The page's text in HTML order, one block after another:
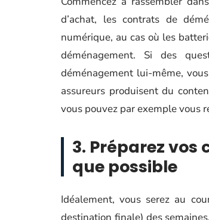
d’achat, les contrats de
numérique, au cas où les
déménagement. Si des
déménagement lui-même,
assureurs produisent du
vous pouvez par exemple vous
3. Préparez
que possible
Idéalement, vous serez au